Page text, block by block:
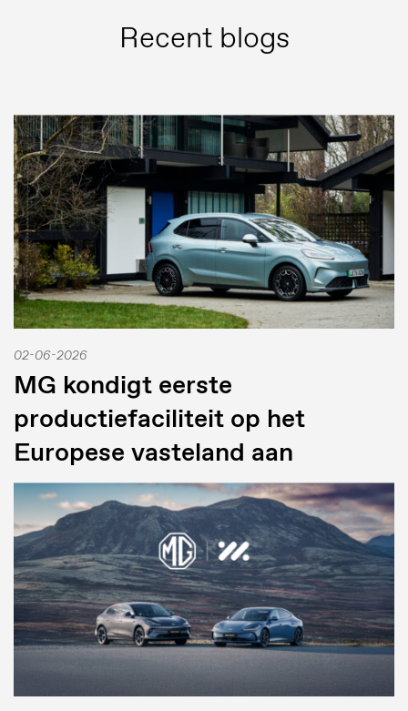
Persberichten
Beeldbank
MG Motor
Recent blogs
02-06-2026
MG kondigt eerste
productiefaciliteit op het
Europese vasteland aan